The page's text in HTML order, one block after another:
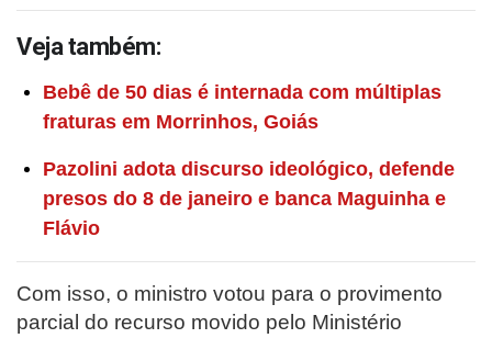
Veja também:
Bebê de 50 dias é internada com múltiplas
fraturas em Morrinhos, Goiás
Pazolini adota discurso ideológico, defende
presos do 8 de janeiro e banca Maguinha e
Flávio
Com isso, o ministro votou para o provimento
parcial do recurso movido pelo Ministério